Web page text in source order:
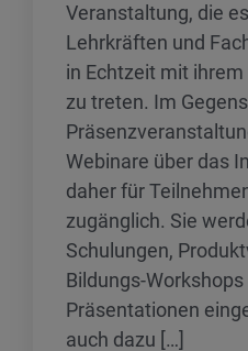
Veranstaltung, die
Lehrkräften und
in Echtzeit mit
zu treten. Im
Webinare über das
daher für
zugänglich. Sie
Schulungen,
Bildungs-
Präsentationen
auch dazu […]